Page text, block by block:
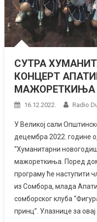
СУТРА
КОНЦЕРТ
МАЖОРЕТКИЊА
16.12.2022. Radio
У Великој сали
децембра 2022. године
“Хуманитарни
мажореткиња. Поред
програму ће наступити
из Сомбора, млада
сомборског клуба
принц”. Улазнице за овај